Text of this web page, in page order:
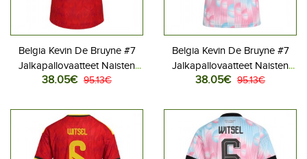
Belgia Kevin De Bruyne #7
Jalkapallovaatteet Naisten
Kotipaita MM-kisat 2026
38.05€ 95.13€
Belgia Kevin De Bruyne #7
Jalkapallovaatteet Naisten
Vieraspaita MM-kisat 2026
38.05€ 95.13€